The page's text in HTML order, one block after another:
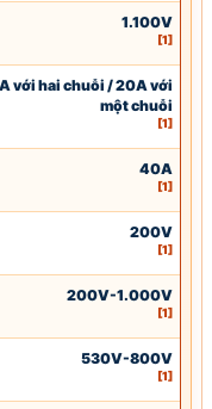
1.100V
[1]
với hai chuỗi / 20A với
một chuỗi
[1]
40A
[1]
200V
[1]
200V-1.000V
[1]
530V-800V
[1]